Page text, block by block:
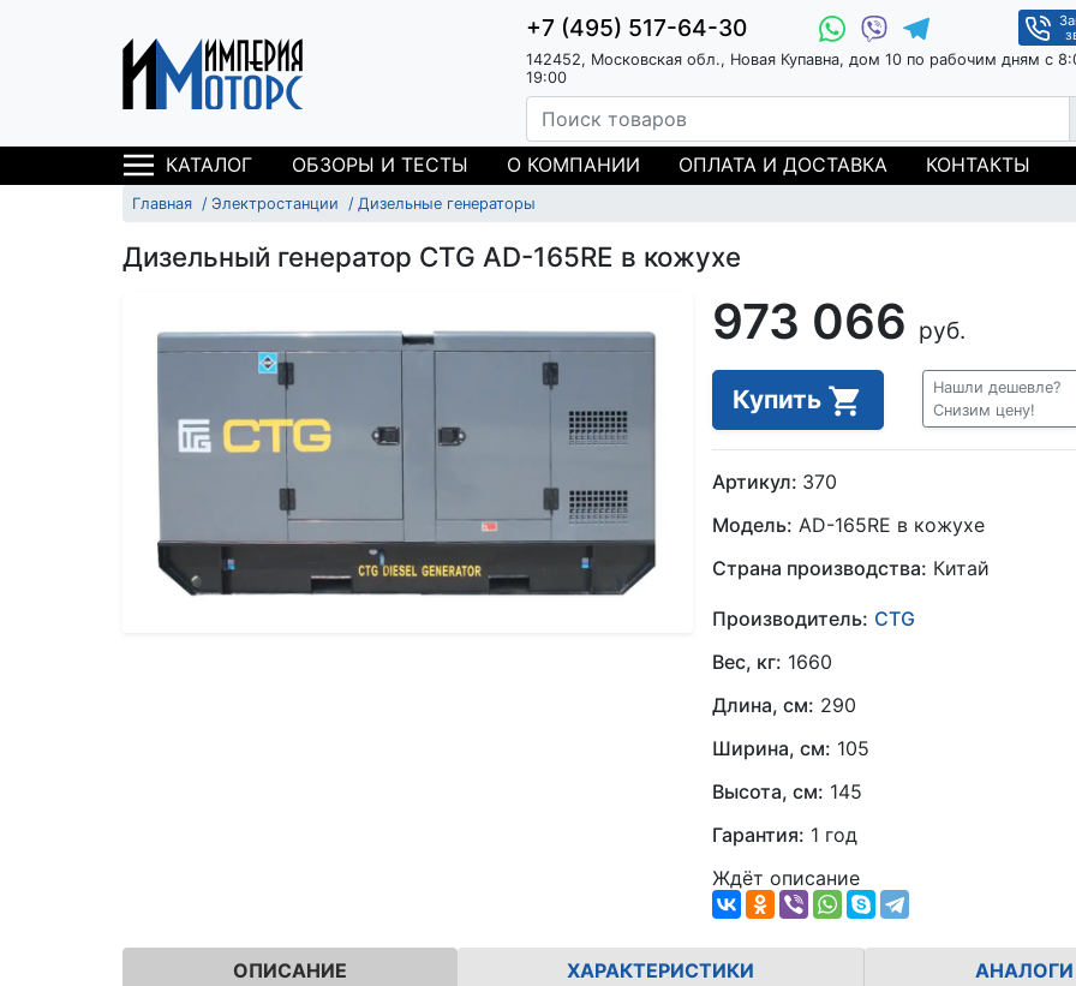
+7 (495) 517-64-30
142452, Московская обл., Новая Купавна, дом 10 по рабочим дням с
19:00
КАТАЛОГ ОБЗОРЫ И ТЕСТЫ О КОМПАНИИ ОПЛАТА И ДОСТАВКА КОНТАКТЫ
Главная Электростанции Дизельные генераторы
Дизельный генератор CTG AD-165RE в кожухе
973 066 руб.
Купить
Нашли дешевле?
Снизим цену!
Артикул: 370
Модель: AD-165RE в кожухе
Страна производства: Китай
Производитель: CTG
Вес, кг: 1660
Длина, см: 290
Ширина, см: 105
Высота, см: 145
Гарантия: 1 год
Ждёт описание
ОПИСАНИЕ ХАРАКТЕРИСТИКИ АНАЛОГИ